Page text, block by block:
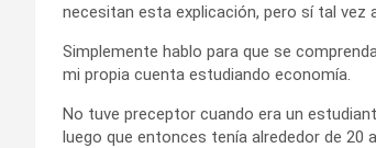
necesitan esta explicación, pero sí tal vez
Simplemente hablo para que se
mi propia cuenta estudiando economía.
No tuve preceptor cuando era un
luego que entonces tenía alrededor de 20